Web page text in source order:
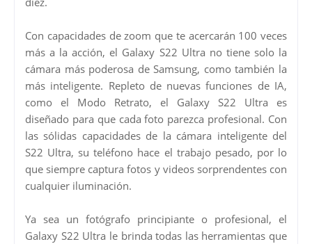
Con capacidades de zoom que te acercarán 100 veces
más a la acción, el Galaxy S22 Ultra no tiene solo la
cámara más poderosa de Samsung, como también la
más inteligente. Repleto de nuevas funciones de IA,
como el Modo Retrato, el Galaxy S22 Ultra es
diseñado para que cada foto parezca profesional. Con
las sólidas capacidades de la cámara inteligente del
S22 Ultra, su teléfono hace el trabajo pesado, por lo
que siempre captura fotos y videos sorprendentes con
cualquier iluminación.
Ya sea un fotógrafo principiante o profesional, el
Galaxy S22 Ultra le brinda todas las herramientas que